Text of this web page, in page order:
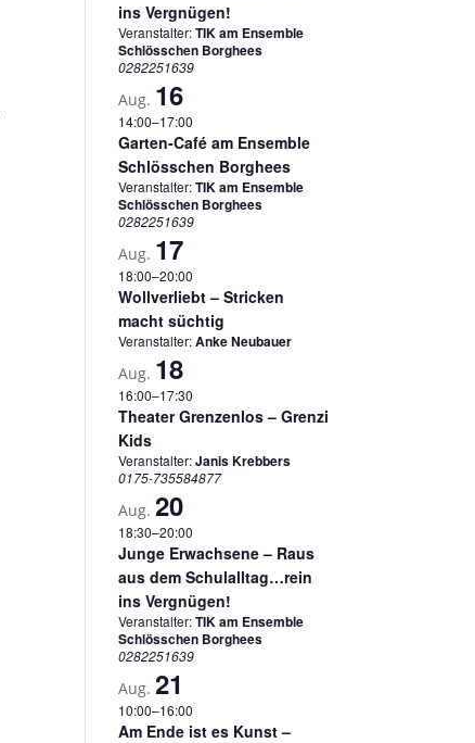
ins Vergnügen!
Veranstalter:TIK am Ensemble
Schlösschen Borghees
0282251639
Aug. 16
14:00–17:00
Garten-Café am Ensemble
Schlösschen Borghees
Veranstalter:TIK am Ensemble
Schlösschen Borghees
0282251639
Aug. 17
18:00–20:00
Wollverliebt – Stricken
macht süchtig
Veranstalter:Anke Neubauer
Aug. 18
16:00–17:30
Theater Grenzenlos – Grenzi
Kids
Veranstalter:Janis Krebbers
0175-735584877
Aug.20
18:30–20:00
Junge Erwachsene – Raus
aus dem Schulalltag…rein
ins Vergnügen!
Veranstalter:TIK am Ensemble
Schlösschen Borghees
0282251639
Aug.21
10:00–16:00
Am Ende ist es Kunst –